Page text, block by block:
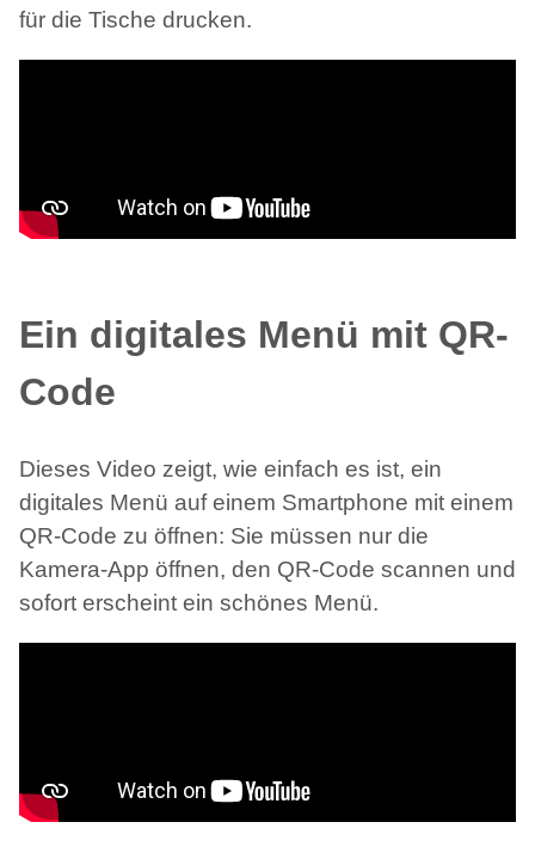
für die Tische drucken.
Ein digitales Menü mit QR-
Code
Dieses Video zeigt, wie einfach es ist, ein
digitales Menü auf einem Smartphone mit einem
QR-Code zu öffnen: Sie müssen nur die
Kamera-App öffnen, den QR-Code scannen und
sofort erscheint ein schönes Menü.